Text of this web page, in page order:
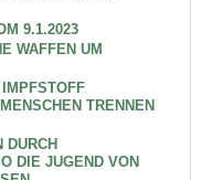
9.1.2023
WAFFEN UM
TRENNEN
DURCH
DIE JUGEND VON